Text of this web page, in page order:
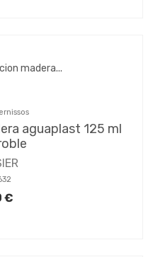
aguaplast 125 ml
€